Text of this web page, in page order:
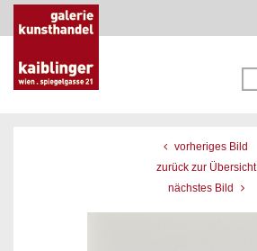
vorheriges Bild
zurück zur Übersicht
nächstes Bild